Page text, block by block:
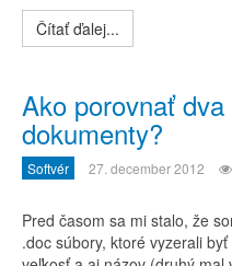
Čítať ďalej...
Ako porovnať
dokumenty?
Softvér 27. december 2012
Pred časom sa mi stalo, že
.doc súbory, ktoré vyzerali